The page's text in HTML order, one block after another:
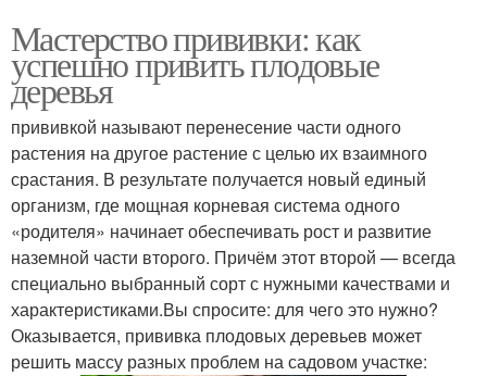
Мастерство прививки: как
успешно привить плодовые
деревья
прививкой называют перенесение части одного
растения на другое растение с целью их взаимного
срастания. В результате получается новый единый
организм, где мощная корневая система одного
«родителя» начинает обеспечивать рост и развитие
наземной части второго. Причём этот второй — всегда
специально выбранный сорт с нужными качествами и
характеристиками.Вы спросите: для чего это нужно?
Оказывается, прививка плодовых деревьев может
решить массу разных проблем на садовом участке: